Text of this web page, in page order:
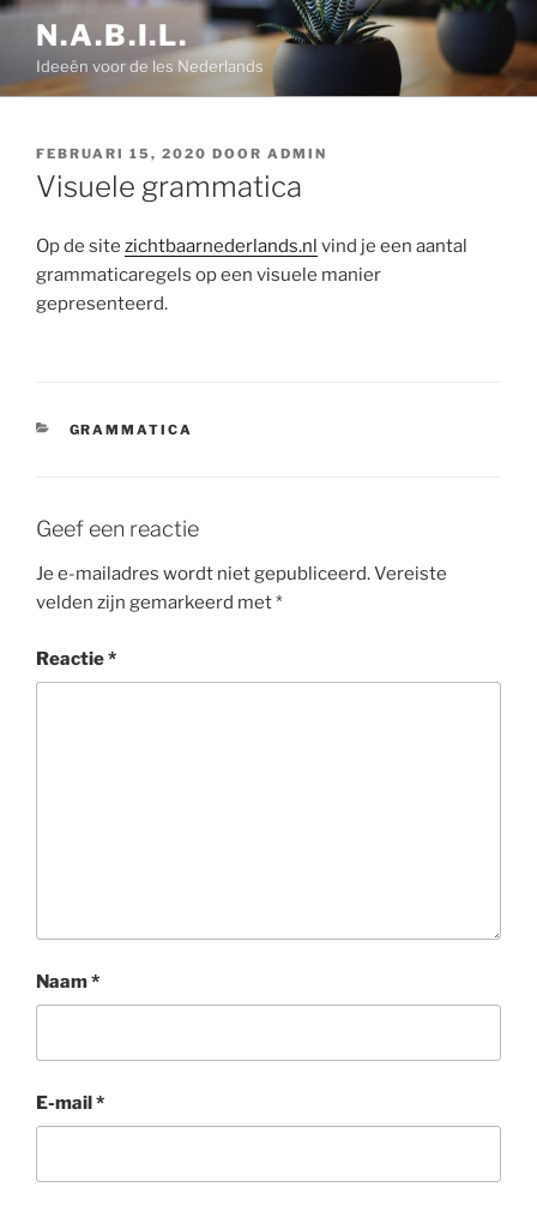
Ga
inhoud
N.A.B.I.L.
Ideeën voor de les Nederlands
GEPLAATST
OP
FEBRUARI 15, 2020 DOOR ADMIN
Visuele grammatica
Op de site zichtbaarnederlands.nl vind je een aantal
grammaticaregels op een visuele manier
gepresenteerd.
CATEGORIEËN
GRAMMATICA
Geef een reactie
Je e-mailadres wordt niet gepubliceerd.Vereiste
velden zijn gemarkeerd met*
Reactie*
Naam*
E-mail*